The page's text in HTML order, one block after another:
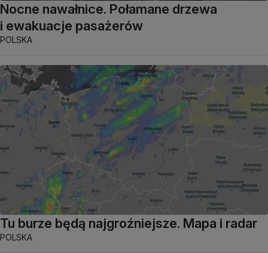
Nocne nawałnice. Połamane drzewa
i ewakuacje pasażerów
POLSKA
Tu burze będą najgroźniejsze. Mapa i radar
POLSKA